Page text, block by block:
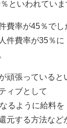
といわれていま
費率が45％でし
件費率が35％に
頑張っていると
ィブとして
るように給料を
元する方法など